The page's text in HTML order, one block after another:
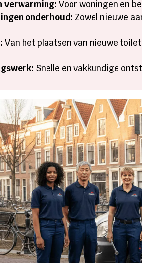
verwarming: Voor woningen en
onderhoud: Zowel nieuwe
Van het plaatsen van nieuwe
Snelle en vakkundige